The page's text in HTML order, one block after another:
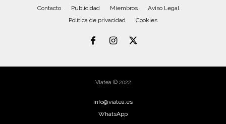
Contacto Publicidad Miembros
Aviso Legal
Política de privacidad
Cookies
Viatea © 2022
info@viatea.es
WhatsApp